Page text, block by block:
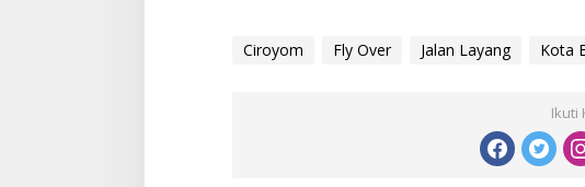
Ciroyom Fly Over Jalan Layang Kota
Ikuti